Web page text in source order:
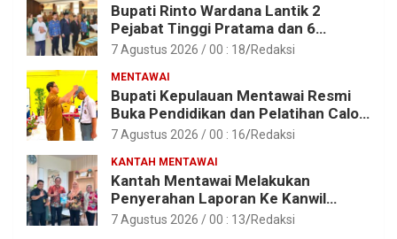
Bupati Rinto Wardana Lantik 2
Pejabat Tinggi Pratama dan 6
Pejabat Fungsional di Lingkungan
7 Agustus 2026 / 00 : 18 Redaksi
MENTAWAI
Bupati Kepulauan Mentawai Resmi
Buka Pendidikan dan Pelatihan Calon
Paskibraka Tahun 2026
7 Agustus 2026 / 00 : 16 Redaksi
KANTAH MENTAWAI
Kantah Mentawai Melakukan
Penyerahan Laporan Ke Kanwil
Kemen ATR/BPN RI Sumbar
7 Agustus 2026 / 00 : 13 Redaksi